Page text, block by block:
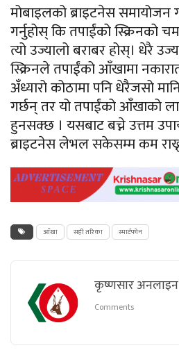
मोबाइलको ब्राइटनेस समायोजन
गर्नुहोस् कि तपाईंको स्क्रिनको
त्यो उज्यालो बराबर होस्। धेरै
स्क्रिनले तपाईंको आँखामा
अँध्यारो कोठामा पनि धेरैजसो
गर्छन् तर यो तपाईंको आँखाको
हुनसक्छ । यसबाट बच्ने उत्तम
ब्राइटनेस लेभल सकेसम्म कम
आँखा सही तरिका स्मार्टफोन
कृष्णसार अनलाइन
Comments